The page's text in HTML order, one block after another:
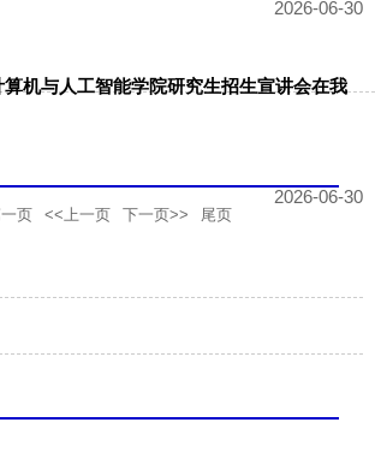
2026-06-30
机与人工智能学院研究生招生宣讲会在我
2026-06-30
页 <<上一页 下一页>> 尾页